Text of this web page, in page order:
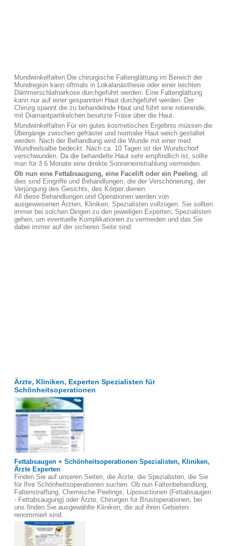
Mundwinkelfalten Die chirurgische Faltenglättung im Bereich der
Mundregion kann oftmals in Lokalanästhesie oder einer leichten
Dämmerschlafnarkose durchgeführt werden. Eine Faltenglättung
kann nur auf einer gespannten Haut durchgeführt werden. Der
Chirurg spannt die zu behandelnde Haut und führt eine rotierende,
mit Diamantpartikelchen besetzte Fräse über die Haut.
Mundwinkelfalten Für ein gutes kosmetisches Ergebnis müssen die
Übergänge zwischen gefräster und normaler Haut weich gestaltet
werden. Nach der Behandlung wird die Wunde mit einer med.
Wundheilsalbe bedeckt. Nach ca. 10 Tagen ist der Wundschorf
verschwunden. Da die behandelte Haut sehr empfindlich ist, sollte
man für 3 6 Monate eine direkte Sonneneinstrahlung vermeiden.
Ob nun eine Fettabsaugung, eine Facelift oder ein Peeling, all
dies sind Eingriffe und Behandlungen, die der Verschönerung, der
Verjüngung des Gesichts, des Körper dienen.
All diese Behandlungen und Operationen werden von
ausgewiesenen Ärzten, Kliniken, Spezialisten vollzogen. Sie sollten
immer bei solchen Dingen zu den jeweiligen Experten, Spezialisten
gehen, um eventuelle Komplikationen zu vermeiden und das Sie
dabei immer auf der sicheren Seite sind.
Ärzte, Kliniken, Experten Spezialisten für
Schönheitsoperationen
Fettabsaugen + Schönheitsoperationen Spezialisten, Kliniken,
Ärzte Experten
Finden Sie auf unseren Seiten, die Ärzte, die Spezialisten, die Sie
für Ihre Schönheitsoperationen suchen. Ob nun Faltenbehandlung,
Faltenstraffung, Chemische Peelings, Liposuctionen (Fettabsaugen
- Fettabsaugung) oder Ärzte, Chirurgen für Brustoperationen, bei
uns finden Sie ausgewählte Kliniken, die auf ihren Gebieten
renommiert sind.